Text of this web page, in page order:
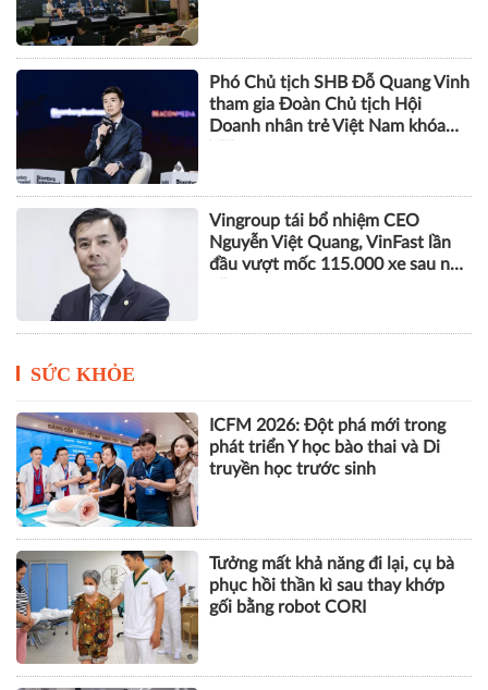
Phó Chủ tịch SHB Đỗ Quang Vinh
tham gia Đoàn Chủ tịch Hội
Doanh nhân trẻ Việt Nam khóa
Vingroup tái bổ nhiệm CEO
Nguyễn Việt Quang, VinFast lần
đầu vượt mốc 115.000 xe sau nửa
SỨC KHỎE
ICFM 2026: Đột phá mới trong
phát triển Y học bào thai và Di
truyền học trước sinh
Tưởng mất khả năng đi lại, cụ bà
phục hồi thần kì sau thay khớp
gối bằng robot CORI